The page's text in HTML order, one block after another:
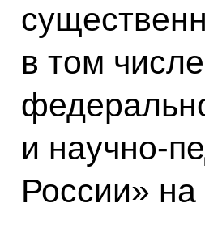
в том
и научно-
России»